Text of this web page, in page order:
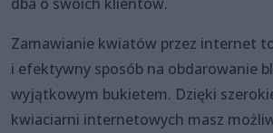
Zamawianie kwiatów przez internet
i efektywny sposób na obdarowanie
wyjątkowym bukietem. Dzięki
kwiaciarni internetowych masz